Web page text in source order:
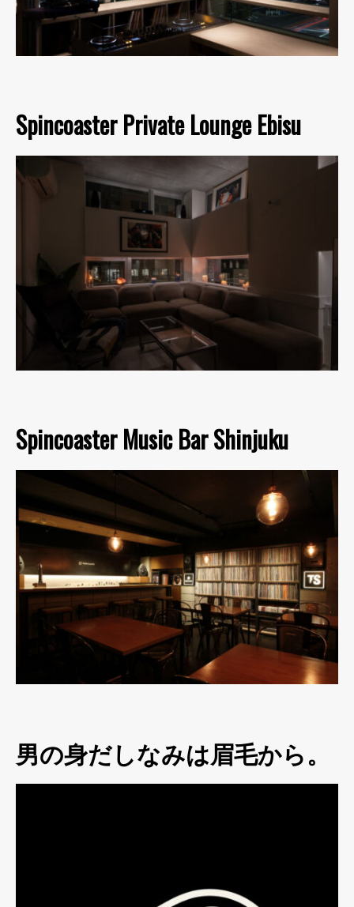
Spincoaster Private Lounge Ebisu
Spincoaster Music Bar Shinjuku
男の身だしなみは眉毛から。